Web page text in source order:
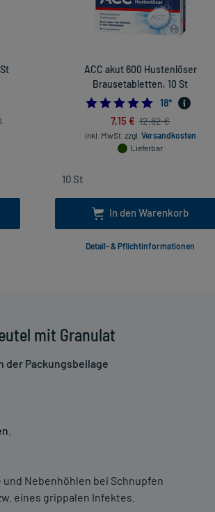
mit Granulat
der Packungsbeilage
Nebenhöhlen bei Schnupfen
eines grippalen Infektes.
ACC akut 600 Hustenlöser
Brausetabletten, 10 St
18*
7,15 € 12,82 €
inkl. MwSt. zzgl. Versandkosten
Lieferbar
In den Warenkorb
Detail- & Pflichtinformationen